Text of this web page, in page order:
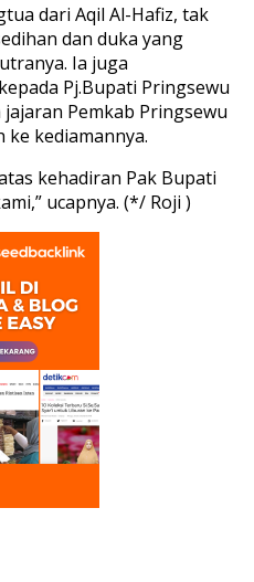
dari Aqil Al-Hafiz, tak
dan duka yang
Ia juga
Pj.Bupati Pringsewu
Pemkab Pringsewu
kediamannya.
kehadiran Pak Bupati
ucapnya. (*/ Roji )